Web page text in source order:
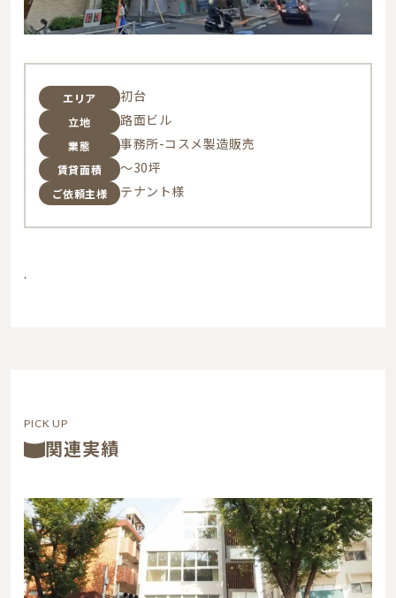
エリア 初台
立地 路面ビル
業態 事務所-コスメ製造販売
賃貸面積 ～30坪
ご依頼主様 テナント様
.
PICK UP
関連実績